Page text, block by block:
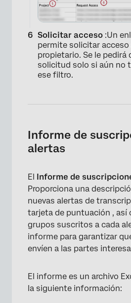
Solicitar acceso :Un
permite solicitar
propietario. Se le pedirá
solicitud solo si aún no
ese filtro.
Informe de
alertas
El Informe de
Proporciona una
nuevas alertas de
tarjeta de puntuación , así
grupos suscritos a cada
informe para garantizar
envíen a las partes
El informe es un archivo
la siguiente información: